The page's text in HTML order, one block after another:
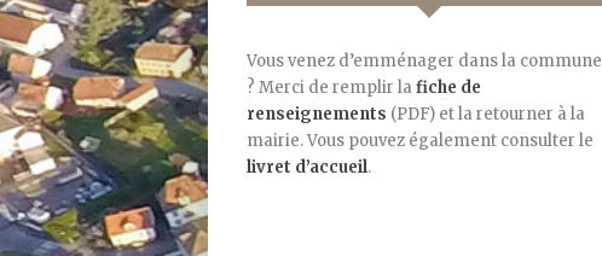
Vous venez d’emménager dans la commune
? Merci de remplir la fiche de
renseignements (PDF) et la retourner à la
mairie. Vous pouvez également consulter le
livret d’accueil.